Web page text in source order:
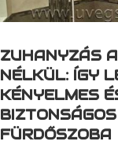
ZUHANYZÁS
NÉLKÜL: ÍGY
KÉNYELMES
FÜRDŐSZOBA